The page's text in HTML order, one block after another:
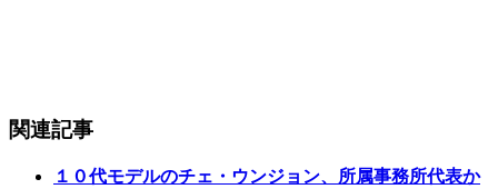
関連記事
１０代モデルのチェ・ウンジョン、所属事務所代表か